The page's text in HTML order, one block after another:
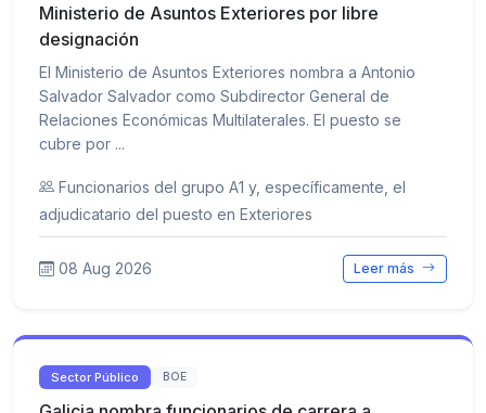
Ministerio de Asuntos Exteriores por libre
designación
El Ministerio de Asuntos Exteriores nombra a Antonio
Salvador Salvador como Subdirector General de
Relaciones Económicas Multilaterales. El puesto se
cubre por ...
Funcionarios del grupo A1 y, específicamente, el
adjudicatario del puesto en Exteriores
08 Aug 2026 Leer más
Sector Público BOE